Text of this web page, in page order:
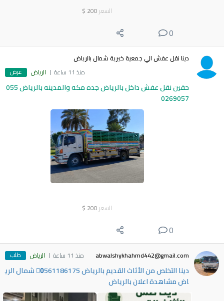
السعر 200
$
0
دينا نقل عفش الي جمعية خيرية شمال بالرياض
منذ 11 ساعة
الرياض عرض
حقين نقل عفش داخل بالرياض جده مكه والمدينه بالرياض 055
0269057
السعر 200
$
0
abwalshykhahmd442@gmail.com منذ 11 ساعة الرياض طلب
دينا التخلص من الأثاث القديم بالرياض 0َ561186175 شمال الري
اض مشاهدة اعلان بالرياض